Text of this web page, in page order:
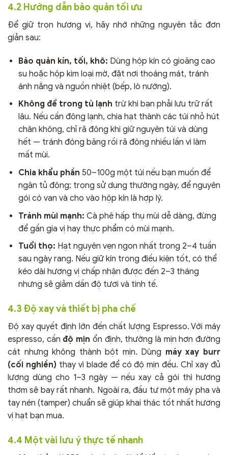
4.2 Hướng dẫn bảo quản tối ưu
Để giữ trọn hương vị, hãy nhớ những nguyên tắc đơn
giản sau:
Bảo quản kín, tối, khô: Dùng hộp kín có gioăng cao
su hoặc hộp kim loại mờ, đặt nơi thoáng mát, tránh
ánh nắng và nguồn nhiệt (bếp, lò nướng).
Không để trong tủ lạnh trừ khi bạn phải lưu trữ rất
lâu. Nếu cần đông lạnh, chia hạt thành các túi nhỏ hút
chân không, chỉ rã đông khi giữ nguyên túi và dùng
hết — tránh đóng băng rồi rã đông nhiều lần vì làm
mất mùi.
Chia khẩu phần 50–100g một túi nếu bạn muốn để
ngăn tủ đông; trong sử dụng thường ngày, để nguyên
gói có van và cho vào hộp kín là hợp lý.
Tránh mùi mạnh: Cà phê hấp thụ mùi dễ dàng, đừng
để gần gia vị hay thực phẩm có mùi mạnh.
Tuổi thọ: Hạt nguyên vẹn ngon nhất trong 2–4 tuần
sau ngày rang. Nếu giữ kín trong điều kiện tốt, có thể
kéo dài hương vị chấp nhận được đến 2–3 tháng
nhưng sẽ giảm dần độ tươi và tinh tế.
4.3 Độ xay và thiết bị pha chế
Độ xay quyết định lớn đến chất lượng Espresso. Với máy
espresso, cần độ mịn ổn định, thường là mịn hơn đường
cát nhưng không thành bột mịn. Dùng máy xay burr
(cối nghiền) thay vì blade để có độ mịn đều. Chỉ xay đủ
lượng dùng cho 1–3 ngày — nếu xay cả gói thì hương
thơm sẽ bay rất nhanh. Ngoài ra, đầu tư một máy pha và
tay nén (tamper) chuẩn sẽ giúp khai thác tốt nhất hương
vị hạt bạn mua.
4.4 Một vài lưu ý thực tế nhanh